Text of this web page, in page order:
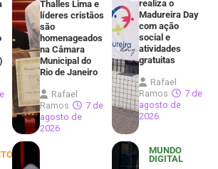
Thalles Lima e
líderes cristãos
são
homenageados
na Câmara
Municipal do
Rio de Janeiro
Rafael
Ramos
7 de
agosto de
2026
realiza o
Madureira Day
com ação
social e
atividades
gratuitas
Rafael
Ramos
7 de
agosto de
2026
MUNDO
DIGITAL